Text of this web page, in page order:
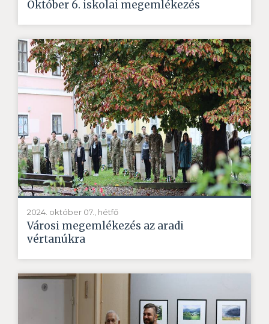
Október 6. iskolai megemlékezés
2024. október 07., hétfő
Városi megemlékezés az aradi
vértanúkra